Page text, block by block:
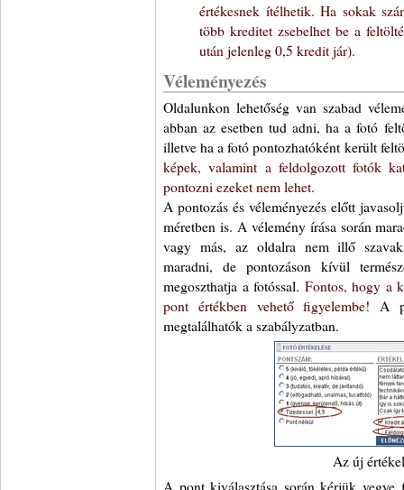
értékesnek ítélhetik. Ha sokak
több kreditet zsebelhet be a
után jelenleg 0,5 kredit jár).
Véleményezés
Oldalunkon lehetőség van szabad
abban az esetben tud adni, ha a fotó
illetve ha a fotó pontozhatóként került
képek, valamint a feldolgozott fotók
pontozni ezeket nem lehet.
A pontozás és véleményezés előtt
méretben is. A vélemény írása során
vagy más, az oldalra nem illő
maradni, de pontozáson kívül
megoszthatja a fotóssal. Fontos, hogy a
pont értékben vehető figyelembe! A
megtalálhatók a szabályzatban.
Az új
A pont kiválasztása során kérjük